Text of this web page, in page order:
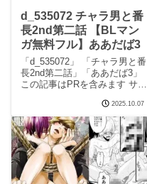
d_535072 チャラ男と番
長2nd第二話 【BLマン
ガ無料フル】ああだば3
「d_535072」 「チャラ男と番
長2nd第二話」「ああだば3」
この記事はPRを含みます サー
す。 続きを読むd_535072 チ
ャラ男と番長2nd第二話の見ど
ころシーンチャラ男と番長2nd
第二話 画像1チャラ
2025.10.07